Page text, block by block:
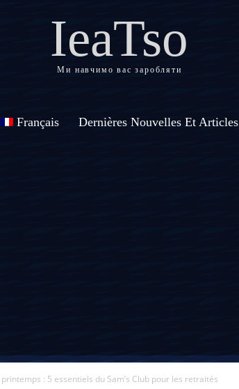
IeaTso
Ми навчимо вас заробляти
Français Dernières Nouvelles Et Articles
: 5 essentiels du Sam’s Club pour les retraités